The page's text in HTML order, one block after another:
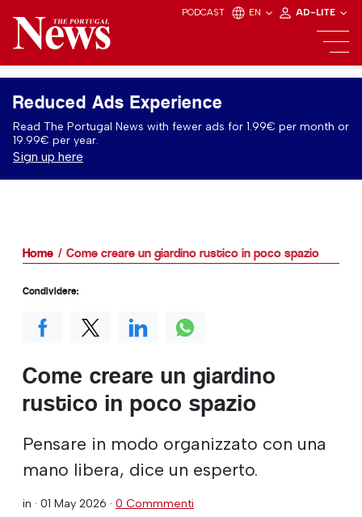
PODCAST EN AD-LITE
Reduced Ads Experience
Read The Portugal News with fewer ads for 1.99€ per month or
19.99€ per year.
Sign up here
Home Come creare un giardino rustico in poco spazio
Come creare un giardino
rustico in poco spazio
Pensare in modo organizzato con una
mano libera, dice un esperto.
in · 01 May 2026 · 0 Commmenti
Condividere: